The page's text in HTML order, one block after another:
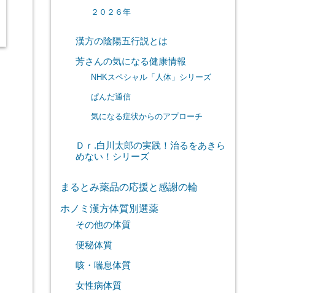
２０２６年
漢方の陰陽五行説とは
芳さんの気になる健康情報
NHKスペシャル「人体」シリーズ
ぱんだ通信
気になる症状からのアプローチ
Ｄｒ.白川太郎の実践！治るをあきら
めない！シリーズ
まるとみ薬品の応援と感謝の輪
ホノミ漢方体質別選薬
その他の体質
便秘体質
咳・喘息体質
女性病体質